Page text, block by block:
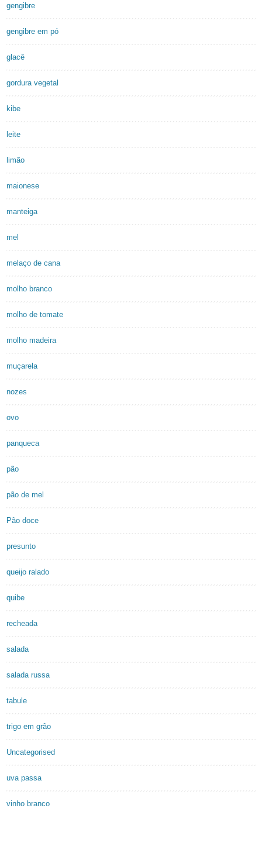
gengibre
gengibre em pó
glacê
gordura vegetal
kibe
leite
limão
maionese
manteiga
mel
melaço de cana
molho branco
molho de tomate
molho madeira
muçarela
nozes
ovo
panqueca
pão
pão de mel
Pão doce
presunto
queijo ralado
quibe
recheada
salada
salada russa
tabule
trigo em grão
Uncategorised
uva passa
vinho branco